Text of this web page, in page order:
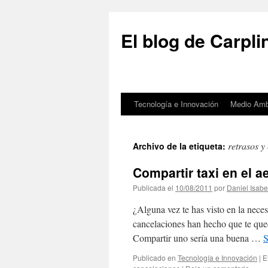
El blog de
Saltar
contenido
Tecnología e Innovación Medio
Archivo de la etiqueta: retrasos
Compartir taxi en el
Publicada el 10/08/2011 por Daniel
¿Alguna vez te has visto en la
cancelaciones han hecho que te
Compartir uno sería una buena …
Publicado en Tecnología e Innovación |